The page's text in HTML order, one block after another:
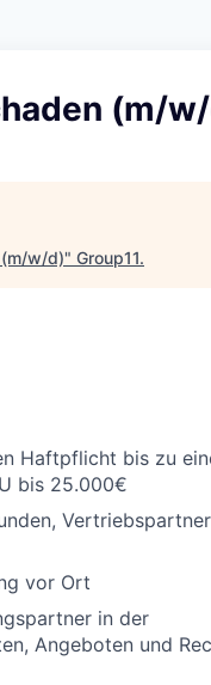
(m/
w/d)" Group11.
Haftpflicht bis zu
bis 25.000€
vor Ort
in der
Angeboten und